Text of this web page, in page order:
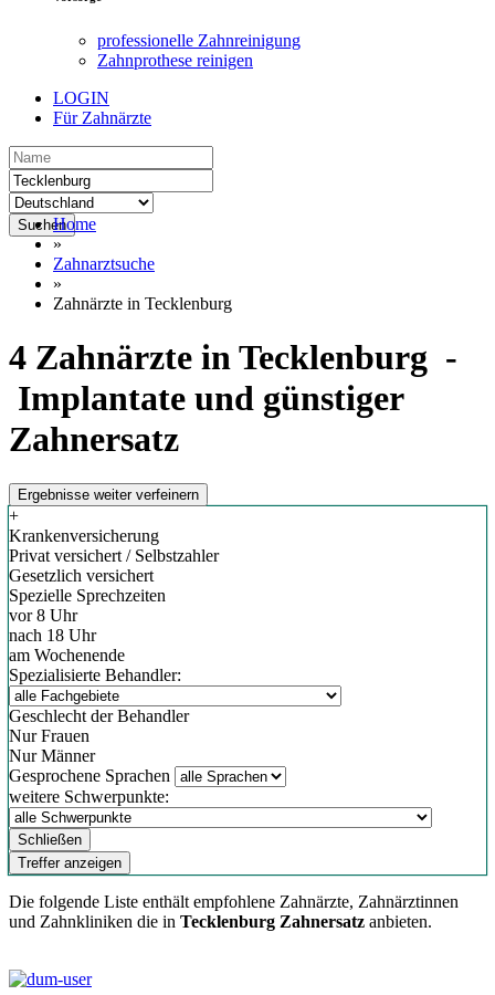
professionelle Zahnreinigung
Zahnprothese reinigen
LOGIN
Für Zahnärzte
SuchenHome
»
Zahnarztsuche
»
Zahnärzte in Tecklenburg
4 Zahnärzte in Tecklenburg -
Implantate und günstiger
Zahnersatz
Ergebnisse weiter verfeinern
+
Krankenversicherung
Privat versichert / Selbstzahler
Gesetzlich versichert
Spezielle Sprechzeiten
vor 8 Uhr
nach 18 Uhr
am Wochenende
Spezialisierte Behandler:
Geschlecht der Behandler
Nur Frauen
Nur Männer
Gesprochene Sprachen
weitere Schwerpunkte:
Schließen
Treffer anzeigen
Die folgende Liste enthält empfohlene Zahnärzte, Zahnärztinnen
und Zahnkliniken die in Tecklenburg Zahnersatz anbieten.